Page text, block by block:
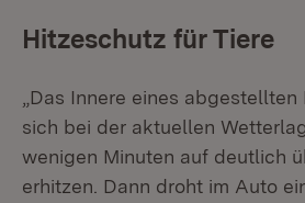
Hitzeschutz für Tiere
„Das Innere eines
sich bei der aktuellen
wenigen Minuten auf deutlich
erhitzen. Dann droht im Auto